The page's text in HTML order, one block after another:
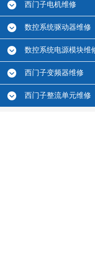
西门子电机维修
数控系统驱动器维修
数控系统电源模块维
西门子变频器维修
西门子整流单元维修